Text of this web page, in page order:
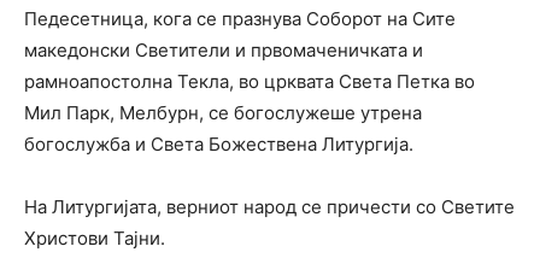
Педесетница, кога се празнува Соборот на Сите
македонски Светители и првомаченичката и
рамноапостолна Текла, во црквата Света Петка во
Мил Парк, Мелбурн, се богослужеше утрена
богослужба и Света Божествена Литургија.
На Литургијата, верниот народ се причести со Светите
Христови Тајни.